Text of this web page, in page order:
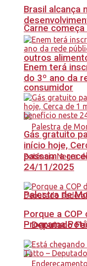
Carne
outros
consumidor
Palestra de
Programa
Brasil alcança
Enem terá
do 3º ano da
Gás gratuito
início hoje,
passam a
24/11/2025
Porque a
– Deputado